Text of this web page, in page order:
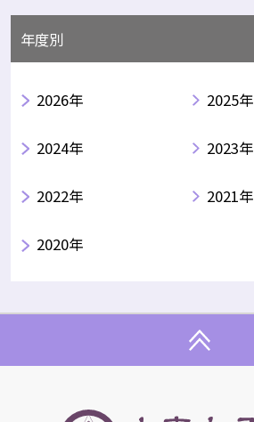
年度別
2026年 2025年
2024年 2023年
2022年 2021年
2020年